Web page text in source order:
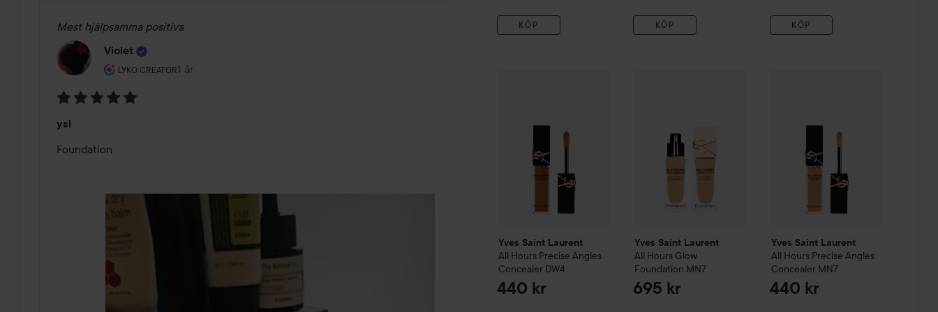
Mest hjälpsamma positiva
Violet
LYKO CREATOR
Användarens roll: Lyko Creator.
1 år
Inlägget skapades 1 år
5
av
ysl
Foundation
KÖP KÖP KÖP
Yves Saint Laurent
All Hours Precise Angles
Concealer DW4
440 kr
Yves Saint Laurent
All Hours Glow
Foundation MN7
695 kr
Yves Saint Laurent
All Hours Precise Angles
Concealer MN7
440 kr